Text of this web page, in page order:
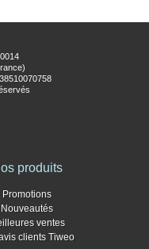
produits
Promotions
Nouveautés
ventes
clients Tiweo